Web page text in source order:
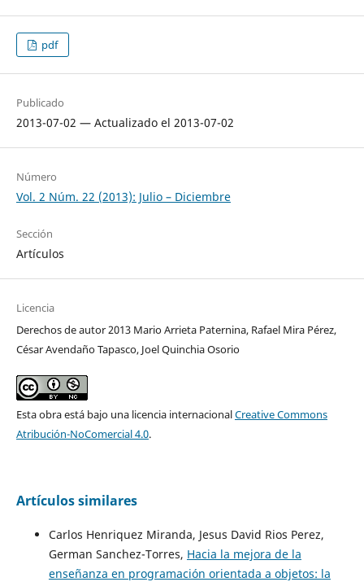
pdf
Publicado
2013-07-02 — Actualizado el 2013-07-02
Número
Vol. 2 Núm. 22 (2013): Julio – Diciembre
Sección
Artículos
Licencia
Derechos de autor 2013 Mario Arrieta Paternina, Rafael Mira Pérez,
César Avendaño Tapasco, Joel Quinchia Osorio
Esta obra está bajo una licencia internacionalCreative Commons
Atribución-NoComercial 4.0.
Artículos similares
Carlos Henriquez Miranda, Jesus David Rios Perez,
German Sanchez-Torres, Hacia la mejora de la
enseñanza en programación orientada a objetos: la